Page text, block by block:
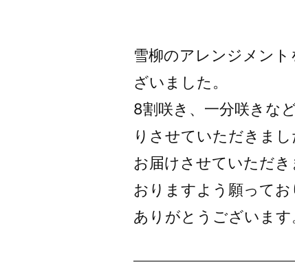
雪柳のアレンジメン
ざいました。
8割咲き、一分咲きな
りさせていただきまし
お届けさせていただ
おりますよう願ってお
ありがとうございます